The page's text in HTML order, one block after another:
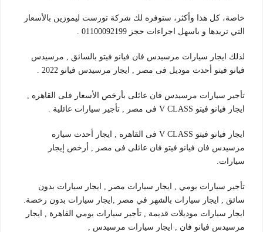
خاصة، كل هذا وأكثر، ستوفره لك شركة تورست ليموزين بالأسعار
التي تريدها و باسهل اجراءات حجز 01100092199 .
لذلك ايجار سيارات مرسيدس فان فيانو فيتو بالسائق , مرسيدس
فيانو فيتو أحدث موديل فى مصر , ايجار مرسيدس فيانو 2022 .
تأجير سيارات مرسيدس فان عائلى بأرخص الأسعار فلى القاهره ,
ايجار فيانو فيتو V CLASS فى مصر , تأجير سيارات عائلية .
ايجار فيانو فيتو V CLASS فى القاهره , ايجار أحدث سياره
مرسيدس فان فيانو فيتو فان عائلى فى مصر , أرخص إيجار
سيارات.
تأجير سيارات يومي , ايجار سيارات مصر , ايجار سيارات بدون
سائق , ايجار سيارات بالشهر في مصر ,ايجار سيارات بدون رخصة.
ايجار سيارات موديلات قديمة , تأجير سيارات يومي القاهرة , ايجار
مرسيدس فيانو فان , ايجار سيارات مرسيدس ,